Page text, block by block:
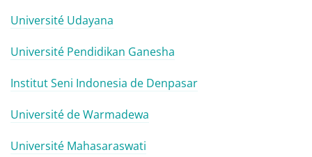
Université Udayana
Université Pendidikan Ganesha
Institut Seni Indonesia de Denpasar
Université de Warmadewa
Université Mahasaraswati